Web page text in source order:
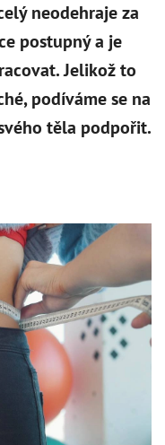
- 300 g - Banán
+ DO KOŠÍKU
neodehraje za
postupný a je
Jelikož to
podíváme se na
těla podpořit.